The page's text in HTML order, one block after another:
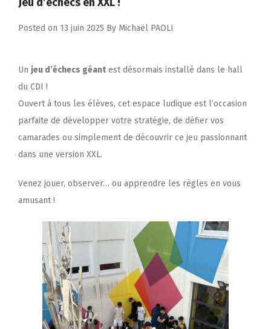
Posted on 13 juin 2025 By Michaël PAOLI
Un jeu d’échecs géantest désormais installé dans le hall
du CDI !
Ouvert à tous les élèves, cet espace ludique est l’occasion
parfaite de développer votre stratégie, de défier vos
camarades ou simplement de découvrir ce jeu passionnant
dans une version XXL.
Venez jouer, observer… ou apprendre les règles en vous
amusant !